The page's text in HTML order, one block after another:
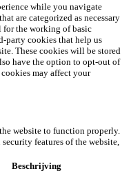
while you navigate
are categorized as necessary
for the working of basic
party cookies that help us
These cookies will be stored
have the option to opt-out of
may affect your
website to function properly.
features of the website,
Beschrijving